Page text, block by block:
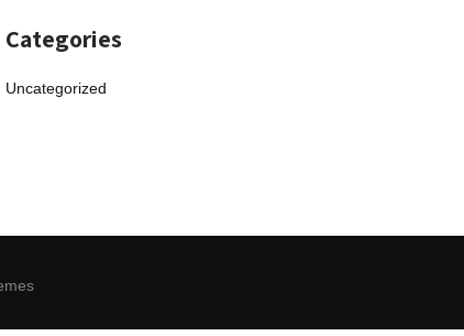
Categories
Uncategorized